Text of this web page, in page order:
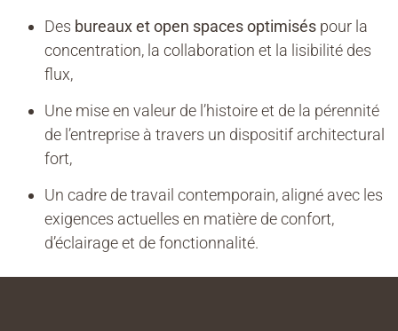
Des bureaux et open spaces optimisés pour la
concentration, la collaboration et la lisibilité des
flux,
Une mise en valeur de l’histoire et de la pérennité
de l’entreprise à travers un dispositif architectural
fort,
Un cadre de travail contemporain, aligné avec les
exigences actuelles en matière de confort,
d’éclairage et de fonctionnalité.